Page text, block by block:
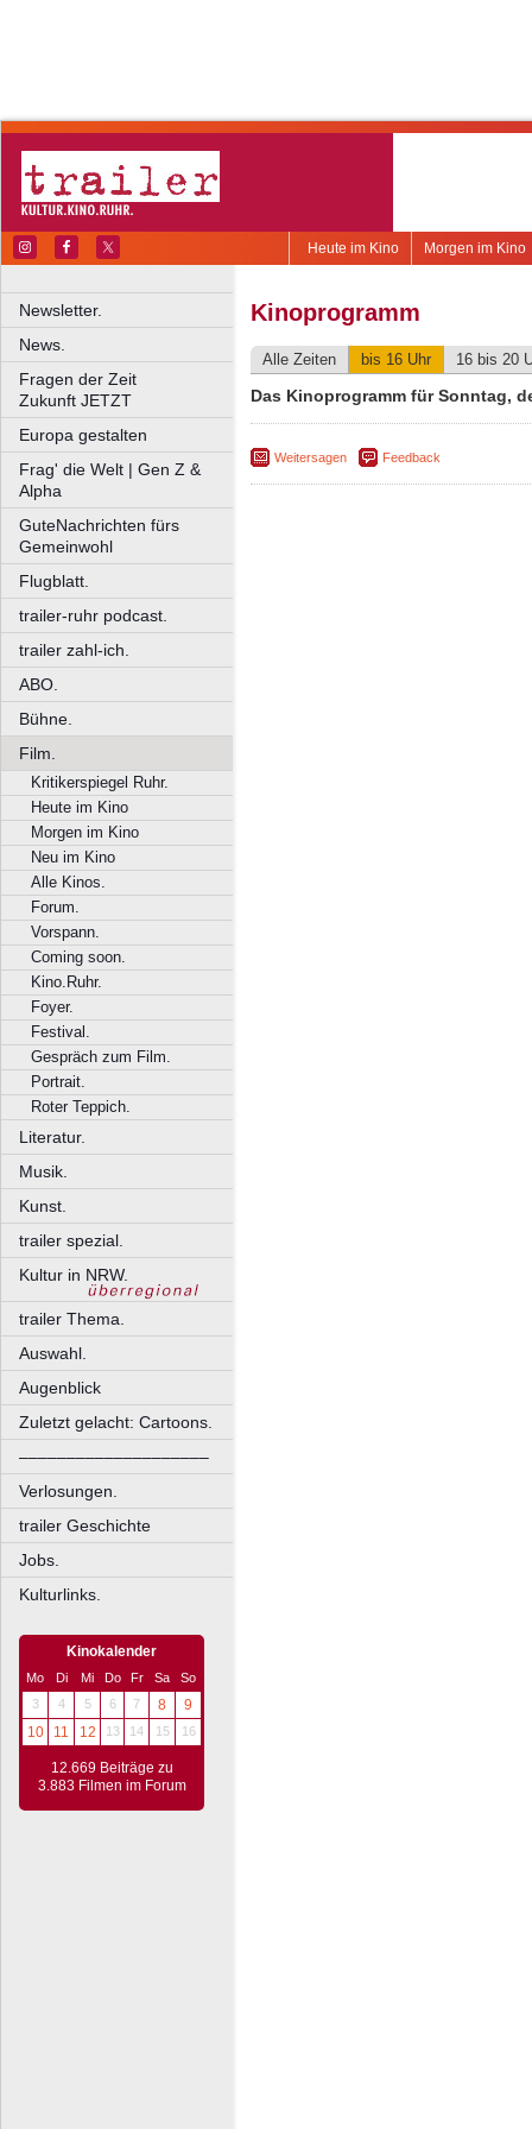
Morgen im Kino
Heute im Kino
Newsletter.
News.
Fragen der Zeit
Zukunft JETZT
Europa gestalten
Frag' die Welt | Gen Z &
Alpha
GuteNachrichten fürs
Gemeinwohl
Flugblatt.
trailer-ruhr podcast.
trailer zahl-ich.
ABO.
Bühne.
Film.
Kritikerspiegel Ruhr.
Heute im Kino
Morgen im Kino
Neu im Kino
Alle Kinos.
Forum.
Vorspann.
Coming soon.
Kino.Ruhr.
Foyer.
Festival.
Gespräch zum Film.
Portrait.
Roter Teppich.
Literatur.
Musik.
Kunst.
trailer spezial.
Kultur in NRW.
trailer Thema.
Auswahl.
Augenblick
Zuletzt gelacht: Cartoons.
––––––––––––––––––––
Verlosungen.
trailer Geschichte
Jobs.
Kulturlinks.
Kinokalender
Mo Di Mi Do Fr Sa
So
3
4 5 6 7 8
9
10
11 12 13 14 15 16
12.669 Beiträge zu
3.883 Filmen im Forum
Kinoprogramm
Alle Zeiten bis 16 Uhr 16 bis 20
Das Kinoprogramm für Sonntag,
Weitersagen Feedback